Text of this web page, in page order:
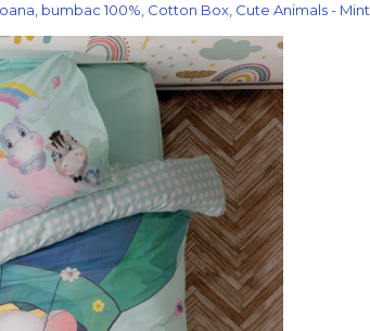
bumbac 100%, Cotton Box, Cute Animals - Mint